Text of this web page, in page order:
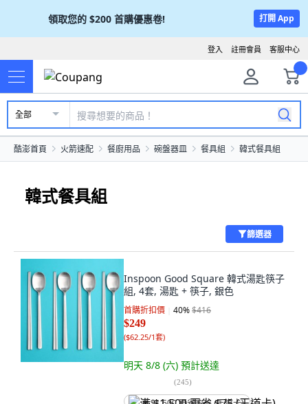
領取您的 $200 首購優惠卷! 打開 App
客服中心
註冊會員
登入
全部
酷澎首頁 火箭速配 餐廚用品 碗盤器皿 餐具組 韓式餐具組
韓式餐具組
篩選器
Inspoon Good Square 韓式湯匙筷子
組, 4套, 湯匙 + 筷子, 銀色
首購折扣價 40%$416
$249
($62.25/1套)
明天 8/8 (六) 預計送達
(245)